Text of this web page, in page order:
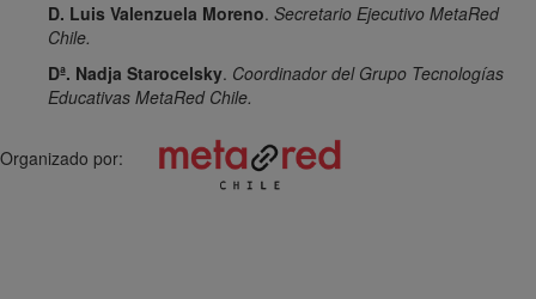
D. Luis Valenzuela Moreno. Secretario Ejecutivo MetaRed
Chile.
Dª. Nadja Starocelsky. Coordinador del Grupo Tecnologías
Educativas MetaRed Chile.
Organizado por: